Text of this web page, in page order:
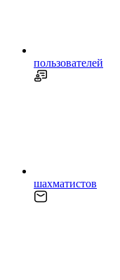
пользователей
шахматистов